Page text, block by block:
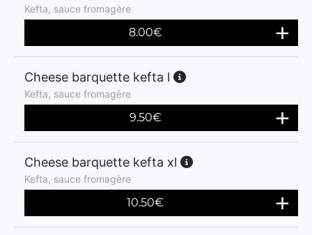
Kefta, sauce fromagère
8.00€
Cheese barquette kefta l
Kefta, sauce fromagère
9.50€
Cheese barquette kefta xl
Kefta, sauce fromagère
10.50€